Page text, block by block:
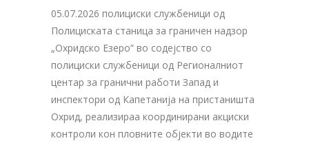
05.07.2026 полициски службеници од
Полициската станица за граничен надзор
„Охридско Езеро“ во содејство со
полициски службеници од Регионалниот
центар за гранични работи Запад и
инспектори од Капетанија на пристаништа
Охрид, реализираа координирани акциски
контроли кон пловните објекти во водите